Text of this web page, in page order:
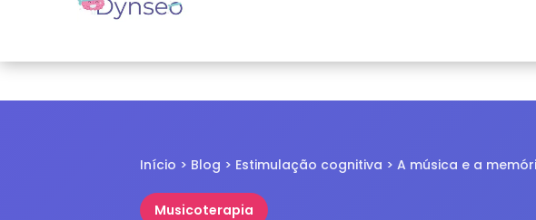
Início > Blog > Estimulação cognitiva > A música e a
Musicoterapia